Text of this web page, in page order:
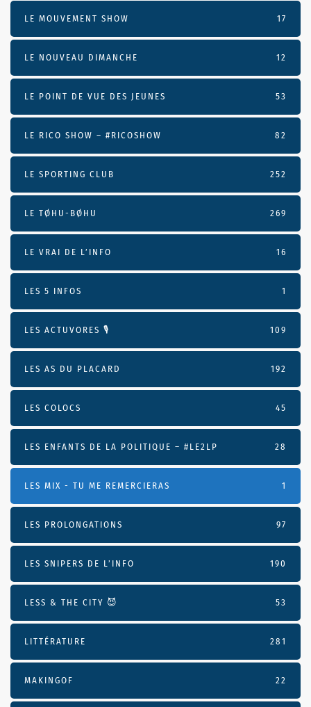
LE MOUVEMENT SHOW 17
LE NOUVEAU DIMANCHE 12
LE POINT DE VUE DES JEUNES 53
LE RICO SHOW – #RICOSHOW 82
LE SPORTING CLUB 252
LE TØHU-BØHU 269
LE VRAI DE L’INFO 16
LES 5 INFOS 1
LES ACTUVORES 🎙 109
LES AS DU PLACARD 192
LES COLOCS 45
LES ENFANTS DE LA POLITIQUE – #LE2LP 28
LES MIX - TU ME REMERCIERAS 1
LES PROLONGATIONS 97
LES SNIPERS DE L’INFO 190
LESS & THE CITY 😈 53
LITTÉRATURE 281
MAKINGOF 22